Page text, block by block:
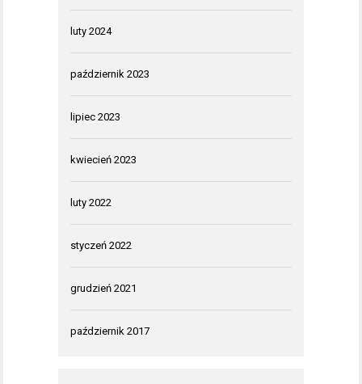
luty 2024
październik 2023
lipiec 2023
kwiecień 2023
luty 2022
styczeń 2022
grudzień 2021
październik 2017